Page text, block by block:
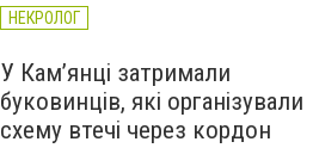
НЕКРОЛОГ
У Кам’янці затримали
буковинців, які організували
схему втечі через кордон